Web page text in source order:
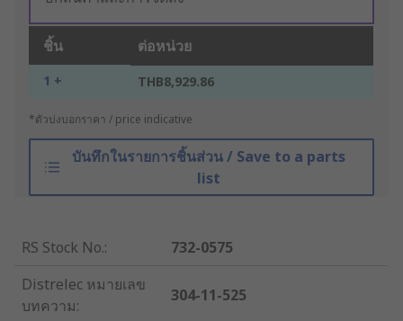
ชิ้น ต่อหน่วย
1 + THB8,929.86
*ตัวบ่งบอกราคา / price indicative
บันทึกในรายการชิ้นส่วน / Save to a parts
list
RS Stock No.:
732-0575
Distrelec หมายเลข
บทความ:
304-11-525